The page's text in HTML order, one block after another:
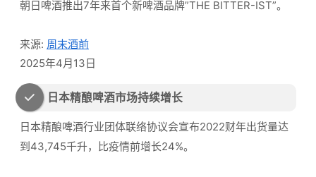
朝日啤酒推出7年来首个新啤酒品牌”THE BITTER-IST”。
来源: 周末酒前
2025年4月13日
日本精酿啤酒市场持续增长
日本精酿啤酒行业团体联络协议会宣布2022财年出货量达
到43,745千升，比疫情前增长24%。